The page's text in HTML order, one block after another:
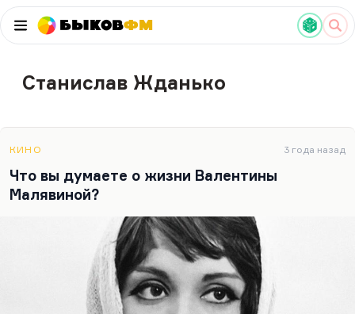
БыковФМ
Станислав Жданько
КИНО 3 года назад
Что вы думаете о жизни Валентины
Малявиной?